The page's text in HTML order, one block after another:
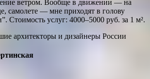
ветром. Вообще в движении — на
са­молете — мне приходят в голову
Стоимость услуг: 4000–5000 руб. за 1 м².